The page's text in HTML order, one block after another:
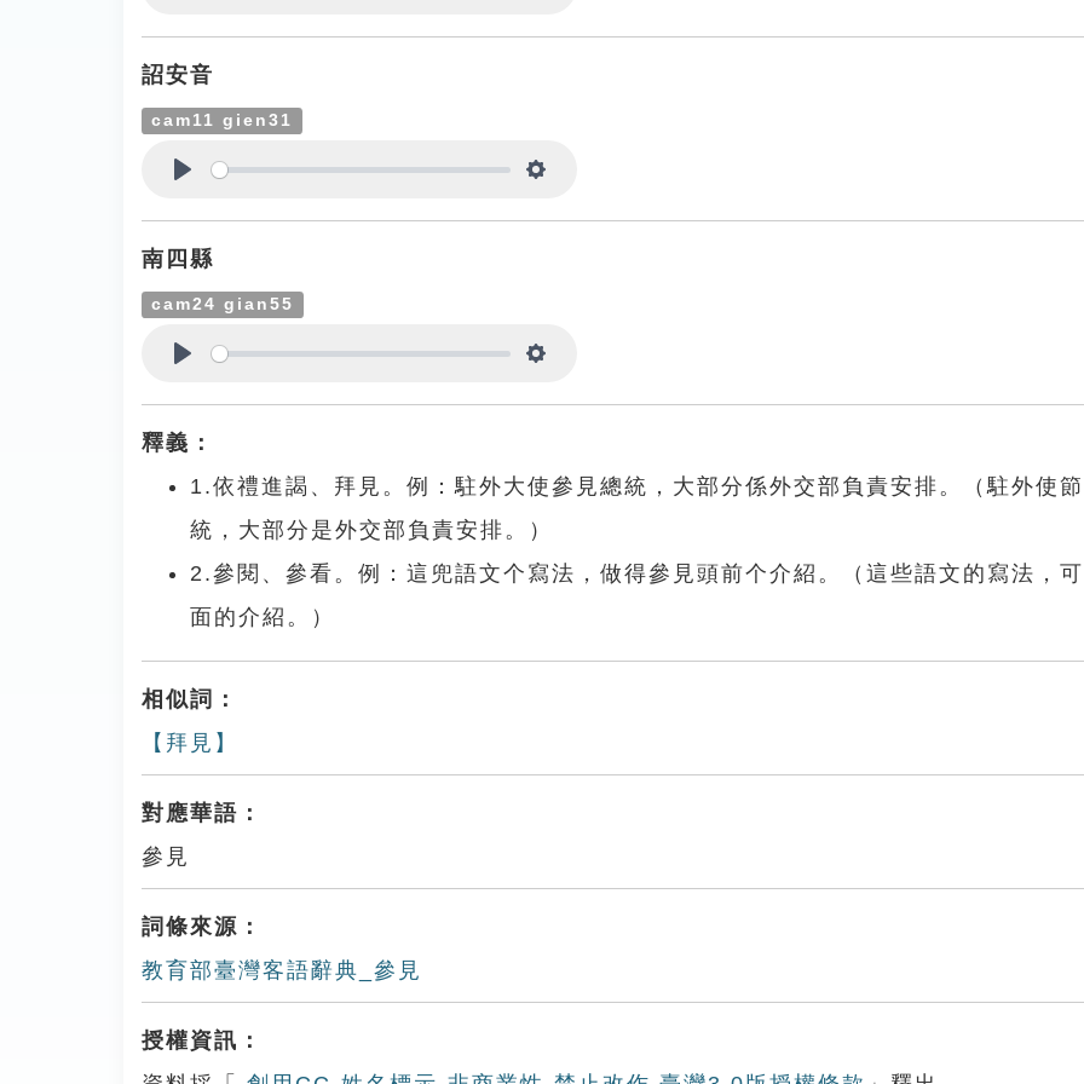
詔安音
cam11 gien31
南四縣
cam24 gian55
釋義：
1.依禮進謁、拜見。例：駐外大使參見總統，大部分係外交部負責安排。（駐外使
統，大部分是外交部負責安排。）
2.參閱、參看。例：這兜語文个寫法，做得參見頭前个介紹。（這些語文的寫法，
面的介紹。）
相似詞：
【拜見】
對應華語：
參見
詞條來源：
教育部臺灣客語辭典_參見
授權資訊：